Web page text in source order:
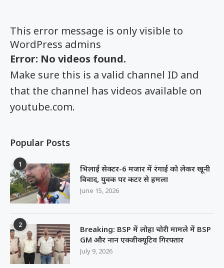
This error message is only visible to
WordPress admins
Error: No videos found.
Make sure this is a valid channel ID and
that the channel has videos available on
youtube.com.
Popular Posts
1
भिलाई सेक्टर-6 मजार में रंगाई को लेकर खूनी
विवाद, युवक पर कटर से हमला
June 15, 2026
2
Breaking: BSP में लोहा चोरी मामले में BSP
GM और नान एक्जीक्यूटिव गिरफ्तार
July 9, 2026